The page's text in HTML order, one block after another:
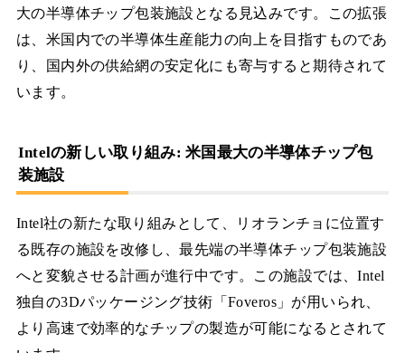
大の半導体チップ包装施設となる見込みです。この拡張
は、米国内での半導体生産能力の向上を目指すものであ
り、国内外の供給網の安定化にも寄与すると期待されて
います。
Intelの新しい取り組み: 米国最大の半導体チップ包
装施設
Intel社の新たな取り組みとして、リオランチョに位置す
る既存の施設を改修し、最先端の半導体チップ包装施設
へと変貌させる計画が進行中です。この施設では、Intel
独自の3Dパッケージング技術「Foveros」が用いられ、
より高速で効率的なチップの製造が可能になるとされて